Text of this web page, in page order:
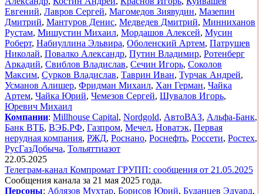
Евгений, Лавров Сергей, Магомедов Зиявудин, Мазепин
Дмитрий, Мантуров Денис, Медведев Дмитрий, Минниханов
Рустам, Мишустин Михаил, Мордашов Алексей, Мусин
Роберт, Набиуллина Эльвира, Оболенский Артем, Патрушев
Николай, Повалко Александр, Путин Владимир, Ротенберг
Аркадий, Свиблов Владислав, Сечин Игорь, Соколов
Максим, Сурков Владислав, Таврин Иван, Турчак Андрей,
Усманов Алишер, Фридман Михаил, Хан Герман, Чайка
Артем, Чайка Юрий, Чемезов Сергей, Шувалов Игорь,
Юревич Михаил
Компании: Millhouse Capital, Nordgold, АвтоВАЗ, Альфа-Банк,
Банк ВТБ, ВЭБ.РФ, Газпром, Мечел, Новатэк, Первая
нерудная компания, РЖД, Роснано, Роснефть, Россети, Ростех,
РусГазДобыча, Тольяттиазот
22.05.2025
Телеграм-канал Компромат ГРУПП: сообщения от 21.05.2025
Сообщения канала за 21 мая 2025 года.
Персоны: Аблязов Мухтар, Борисов Юрий, Буданцев Эдуард,